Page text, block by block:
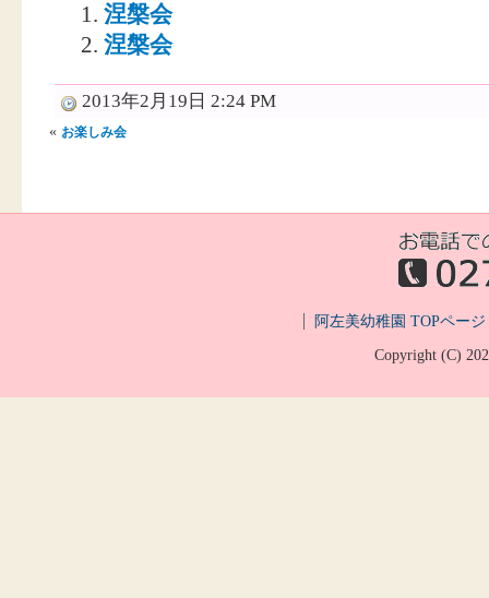
涅槃会
涅槃会
2013年2月19日 2:24 PM
« お楽しみ会
阿左美幼稚園 TOPページ
Copyright (C)